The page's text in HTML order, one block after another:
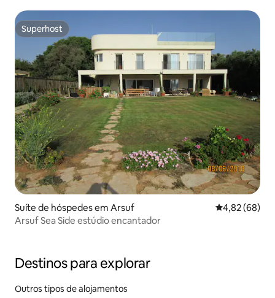
Superhost
Superhost
Suíte de hóspedes em Arsuf Classificação
4,82 (68)
Arsuf Sea Side estúdio encantador
Destinos para explorar
Outros tipos de alojamentos